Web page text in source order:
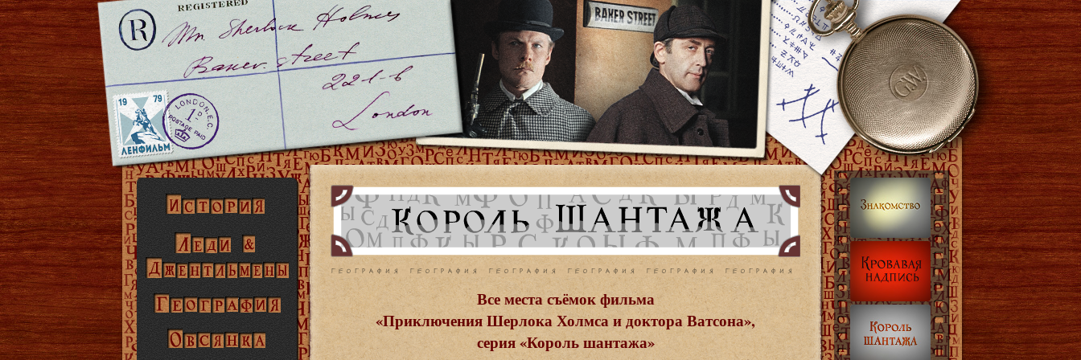
Все места съёмок фильма
«Приключения Шерлока Холмса и доктора Ватсона»,
серия «Король шантажа»